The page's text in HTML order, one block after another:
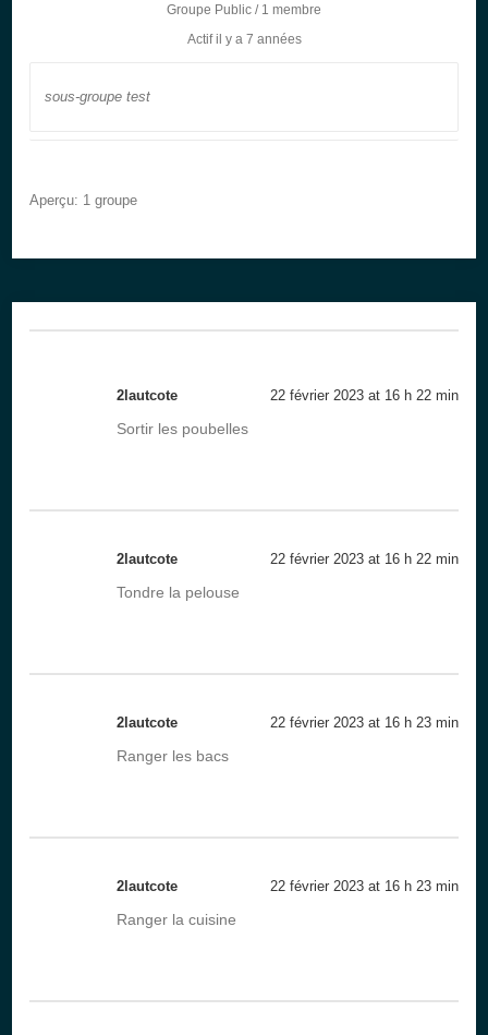
Groupe Public / 1 membre
Actifil y a 7 années
sous-groupe test
Aperçu: 1 groupe
2lautcote 22 février 2023 at 16 h 22 min
Sortir les poubelles
2lautcote 22 février 2023 at 16 h 22 min
Tondre la pelouse
2lautcote 22 février 2023 at 16 h 23 min
Ranger les bacs
2lautcote 22 février 2023 at 16 h 23 min
Ranger la cuisine